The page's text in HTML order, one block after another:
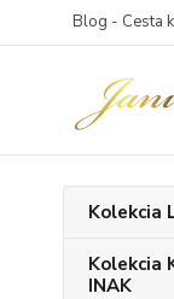
Blog - Cesta
Kolekcia
Kolekcia
INAK